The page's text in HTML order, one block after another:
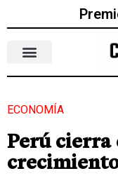
ECONOMÍA
Perú cierra